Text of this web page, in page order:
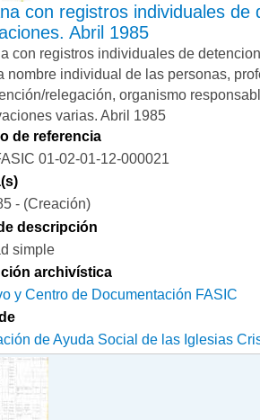
con registros individuales de
Abril 1985
con registros individuales de
nombre individual de las personas,
relegación, organismo
varias. Abril 1985
de referencia
01-02-01-12-000021
- (Creación)
descripción
simple
archivística
y Centro de Documentación FASIC
de Ayuda Social de las Iglesias